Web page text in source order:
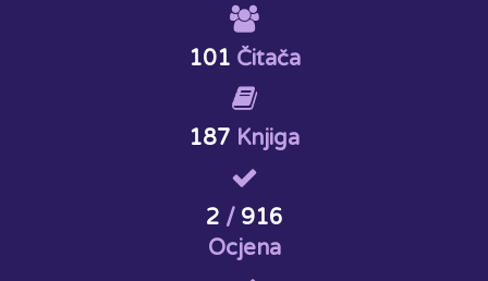
101 Čitača
187 Knjiga
2 / 916
Ocjena